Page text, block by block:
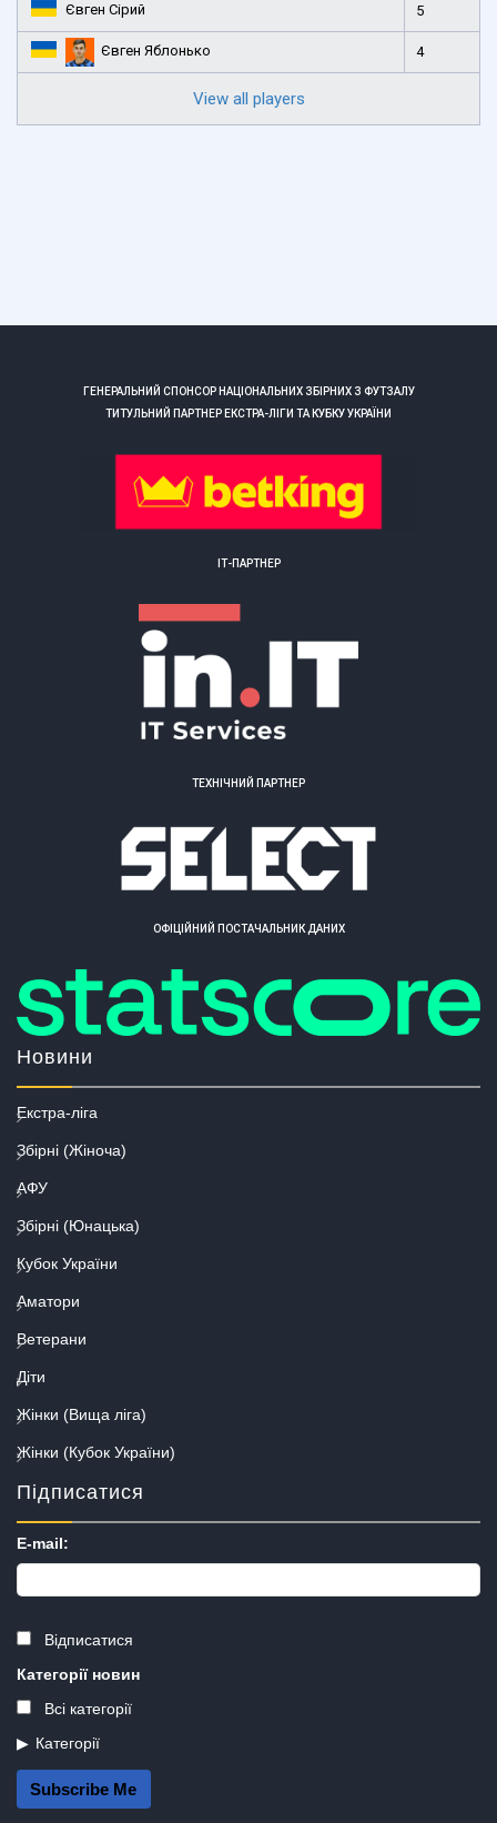
Євген Сірий 5
Євген Яблонько 4
View all players
ГЕНЕРАЛЬНИЙ СПОНСОР НАЦІОНАЛЬНИХ ЗБІРНИХ З ФУТЗАЛУ
ТИТУЛЬНИЙ ПАРТНЕР ЕКСТРА-ЛІГИ ТА КУБКУ УКРАЇНИ
ІТ-ПАРТНЕР
ТЕХНІЧНИЙ ПАРТНЕР
ОФІЦІЙНИЙ ПОСТАЧАЛЬНИК ДАНИХ
Новини
Екстра-ліга
Збірні (Жіноча)
АФУ
Збірні (Юнацька)
Кубок України
Аматори
Ветерани
Діти
Жінки (Вища ліга)
Жінки (Кубок України)
Підписатися
E-mail:
Відписатися
Категорії новин
Всі категорії
Категорії
Subscribe Me